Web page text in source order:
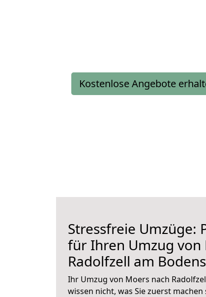
Kostenlose Angebote
Stressfreie Umzüge:
für Ihren Umzug von
Radolfzell am
Ihr Umzug von Moers nach
wissen nicht, was Sie zuerst